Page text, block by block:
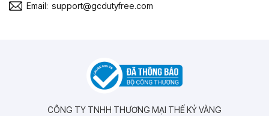
Email: support@gcdutyfree.com
CÔNG TY TNHH THƯƠNG MẠI THẾ KỶ VÀNG